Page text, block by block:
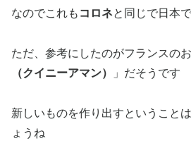
なのでこれも コロネと同じで日本
ただ、参考にしたのがフランスの
（クイニーアマン）
」だそうです
新しいものを作り出すということ
ょうね